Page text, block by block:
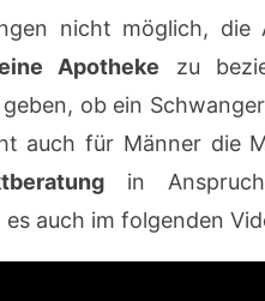
nicht möglich, die
Apotheke zu
ob ein
auch für Männer die
in
auch im folgenden